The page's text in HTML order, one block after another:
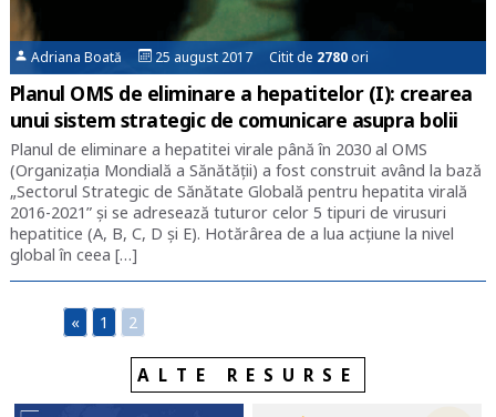
Adriana Boată 25 august 2017 Citit de 2780ori
Planul OMS de eliminare a hepatitelor (I): crearea
unui sistem strategic de comunicare asupra bolii
Planul de eliminare a hepatitei virale până în 2030 al OMS
(Organizația Mondială a Sănătății) a fost construit având la bază
„Sectorul Strategic de Sănătate Globală pentru hepatita virală
2016-2021” și se adresează tuturor celor 5 tipuri de virusuri
hepatitice (A, B, C, D și E). Hotărârea de a lua acțiune la nivel
global în ceea […]
« 1 2
ALTE RESURSE